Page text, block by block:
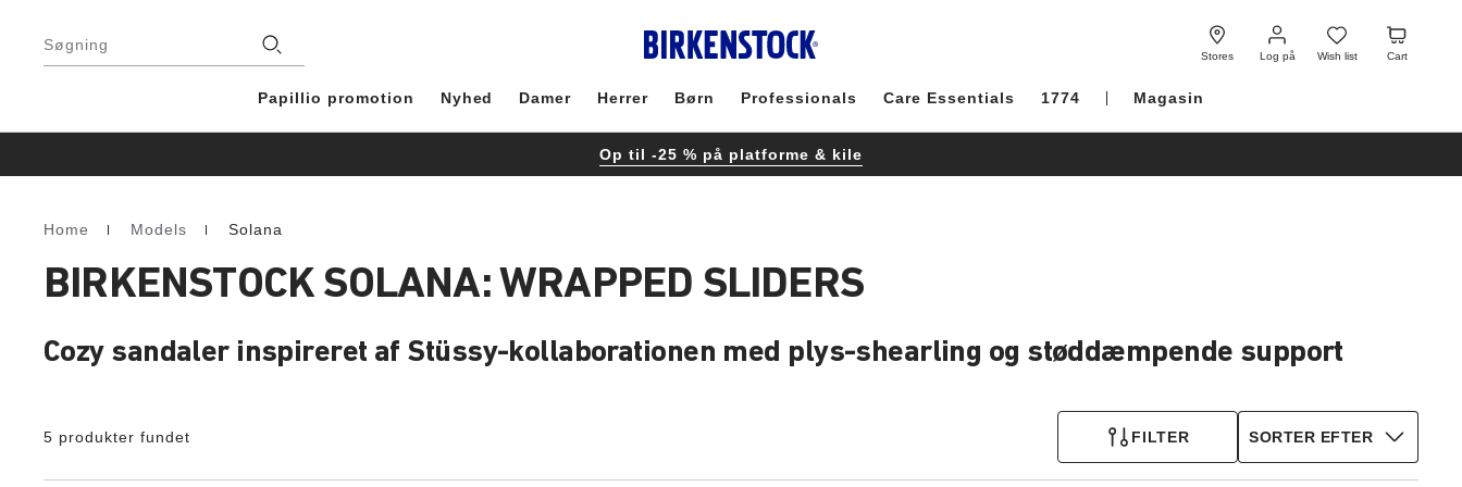
Søgning
Stores Log på
Log
på
Wish list
Wish
list
Cart
Cart
Papillio promotion Nyhed Damer Herrer Børn Professionals Care Essentials 1774 Magasin
Op til -25 % på platforme & kile
Homepage
Home Models Solana
BIRKENSTOCK SOLANA: WRAPPED SLIDERS
Cozy sandaler inspireret af Stüssy-kollaborationen med plys-shearling og støddæmpende support
5 produkter fundet FILTER SORTER EFTER